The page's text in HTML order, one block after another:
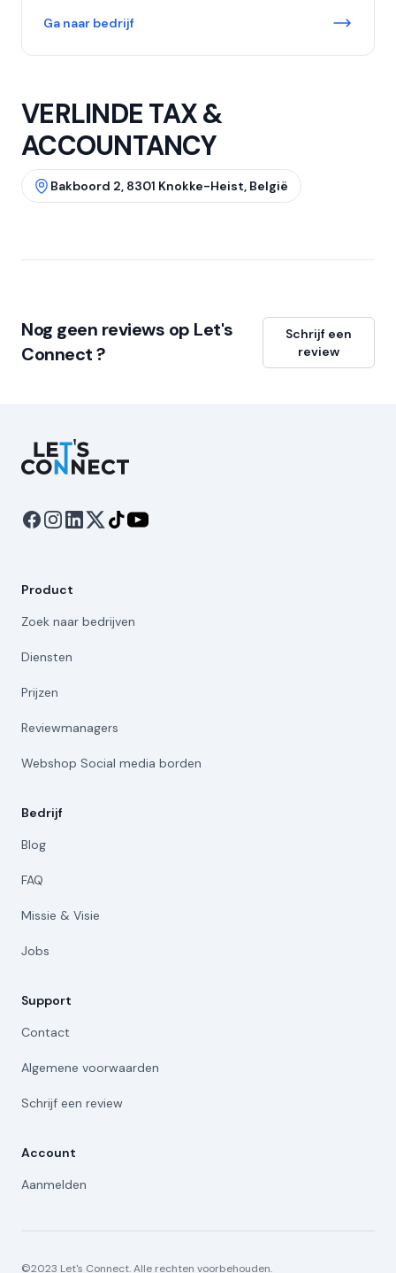
Ga naar bedrijf
VERLINDE TAX &
ACCOUNTANCY
Bakboord 2, 8301 Knokke-Heist, België
Nog geen reviews op Let's
Connect ?
Schrijf een
review
Let's Connect
Product
Zoek naar bedrijven
Diensten
Prijzen
Reviewmanagers
Webshop Social media borden
Bedrijf
Blog
FAQ
Missie & Visie
Jobs
Support
Contact
Algemene voorwaarden
Schrijf een review
Account
Aanmelden
©2023 Let's Connect. Alle rechten voorbehouden.